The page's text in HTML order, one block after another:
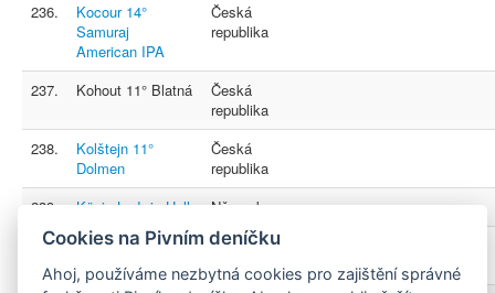
236.
Kocour 14°
Samuraj
American IPA
Česká
republika
237. Kohout 11° Blatná
Česká
republika
238.
Kolštejn 11°
Dolmen
Česká
republika
239.
König Ludwig Hell
Německo
240.
Konrad 11°
Česká
republika
Cookies na Pivním deníčku
Ahoj, používáme nezbytná cookies pro zajištění správné